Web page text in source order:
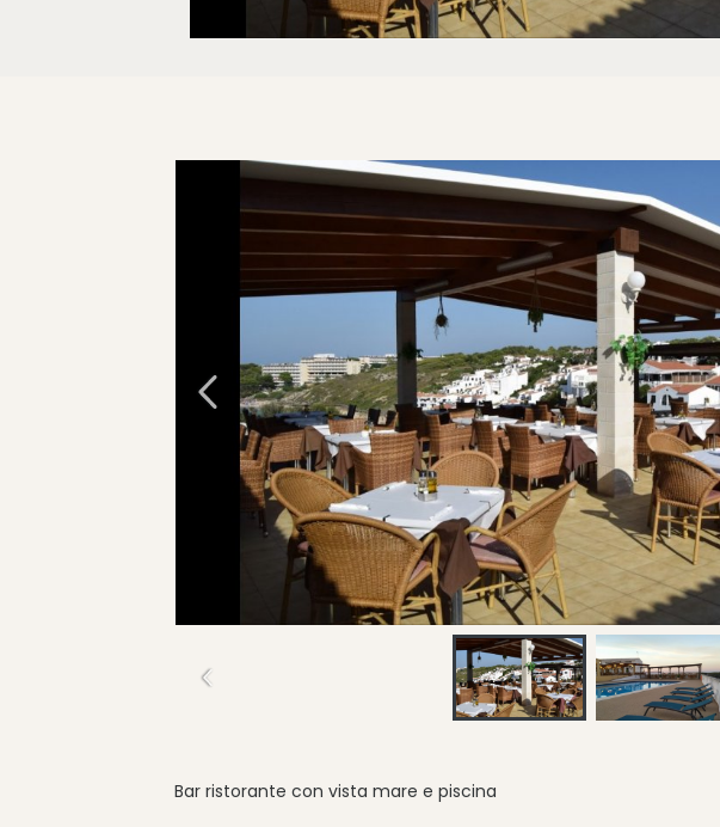
Bar ristorante con vista mare e piscina